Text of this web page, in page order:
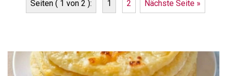
Seiten ( 1 von 2 ): 1 2 Nächste Seite »